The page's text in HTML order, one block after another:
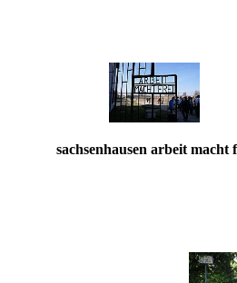
sachsenhausen arbeit macht